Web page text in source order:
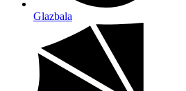
Glazbala